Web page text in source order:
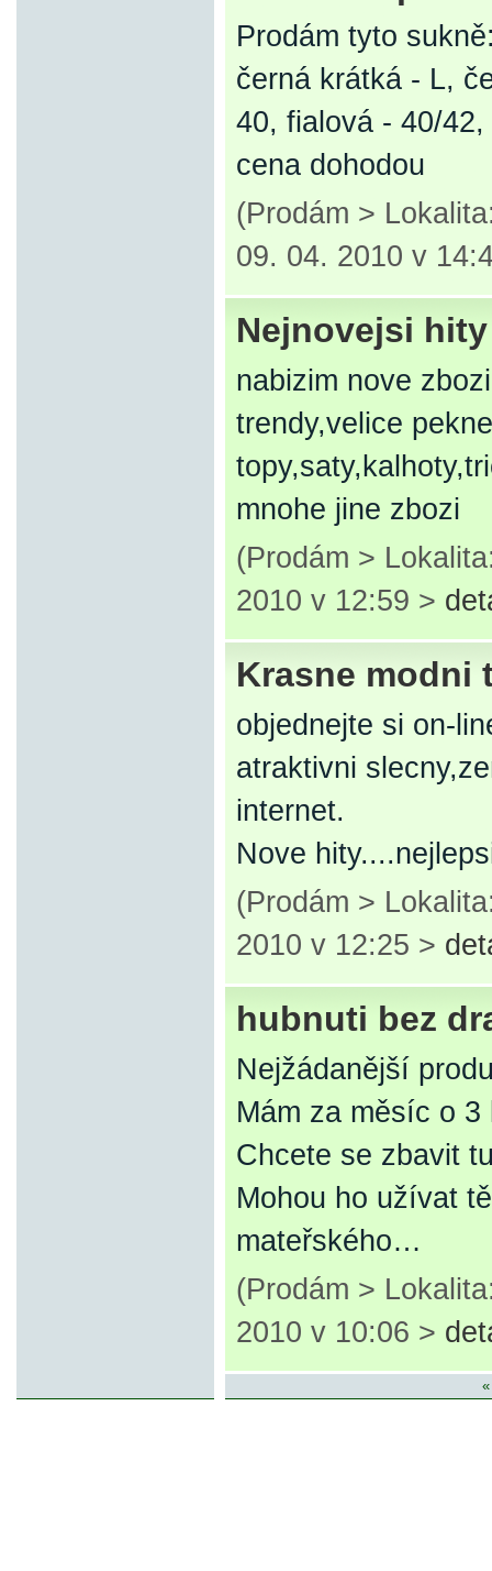
Prodám tyto
černá krátká - L,
40, fialová - 40/
cena dohodou
(Prodám >
09. 04. 2010 v
Nejnovejsi
nabizim nove
trendy,velice pekne
mnohe jine zbozi
(Prodám >
2010 v 12:59 >
Krasne modni
objednejte si on-
atraktivni
internet.
Nove
(Prodám >
2010 v 12:25 >
hubnuti bez
Nejžádanější
Mám za měsíc o
Chcete se zbavit
Mohou ho užívat
mateřského…
(Prodám >
2010 v 10:06 >
«